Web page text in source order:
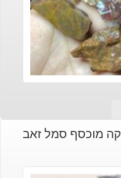
מוכסף סמל זאב